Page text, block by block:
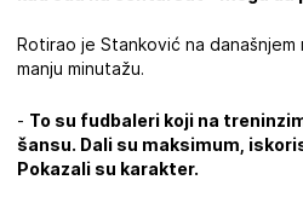
Rotirao je Stanković na
manju minutažu.
- To su fudbaleri koji na
šansu. Dali su maksimum,
Pokazali su karakter.